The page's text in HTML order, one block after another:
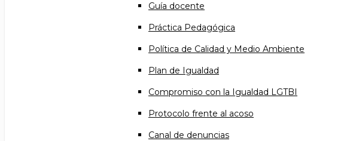
Guía docente
Práctica Pedagógica
Política de Calidad y Medio Ambiente
Plan de Igualdad
Compromiso con la Igualdad LGTBI
Protocolo frente al acoso
Canal de denuncias